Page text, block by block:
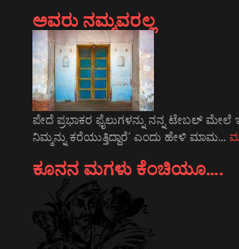
ಅವರು ನಮ್ಮವರಲ್ಲ
ಪೇದೆ ಪ್ರಭಾಕರ ಫೈಲುಗಳನ್ನು ನನ್ನ ಟೇಬಲ್ ಮೇಲೆ
ನಿಮ್ಮನ್ನು ಕರೆಯುತ್ತಿದ್ದಾರೆ’ ಎಂದು ಹೇಳಿ ಮಾಮ…
ಕೂನನ ಮಗಳು ಕೆಂಚಿಯೂ….